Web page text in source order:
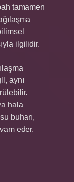
tamamen
ilgilidir.
aynı
hala
buharı,
eder.